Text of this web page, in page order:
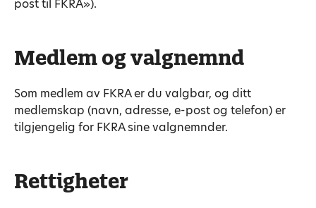
post til FKRA»).
Medlem og valgnemnd
Som medlem av FKRA er du valgbar, og ditt
medlemskap (navn, adresse, e-post og telefon) er
tilgjengelig for FKRA sine valgnemnder.
Rettigheter